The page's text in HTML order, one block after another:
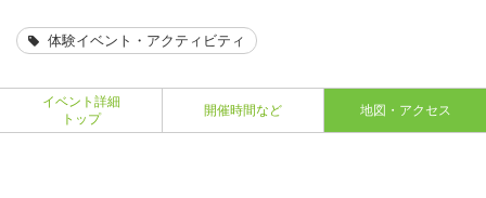
体験イベント・アクティビティ
イベント詳細
トップ
開催時間など 地図・アクセス